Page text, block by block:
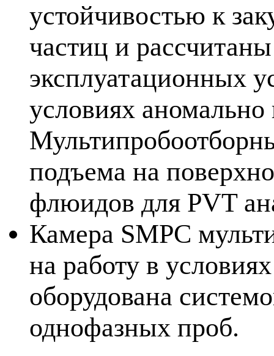
устойчивостью к
частиц и
эксплуатационных
условиях аномально
подъема на
флюидов для PVT
Камера SMPC
на работу в
оборудована
однофазных проб.